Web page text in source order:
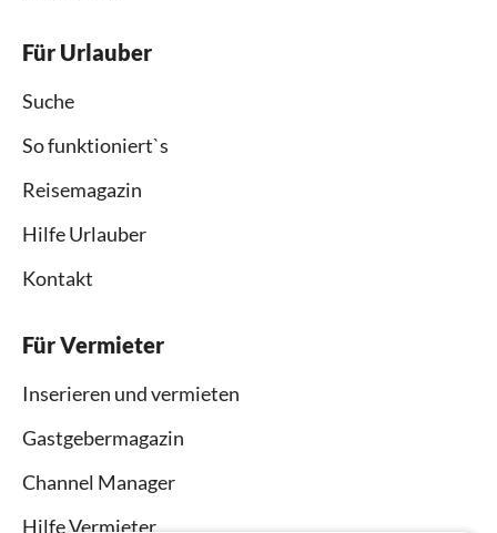
Für Urlauber
Suche
So funktioniert`s
Reisemagazin
Hilfe Urlauber
Kontakt
Für Vermieter
Inserieren und vermieten
Gastgebermagazin
Channel Manager
Hilfe Vermieter